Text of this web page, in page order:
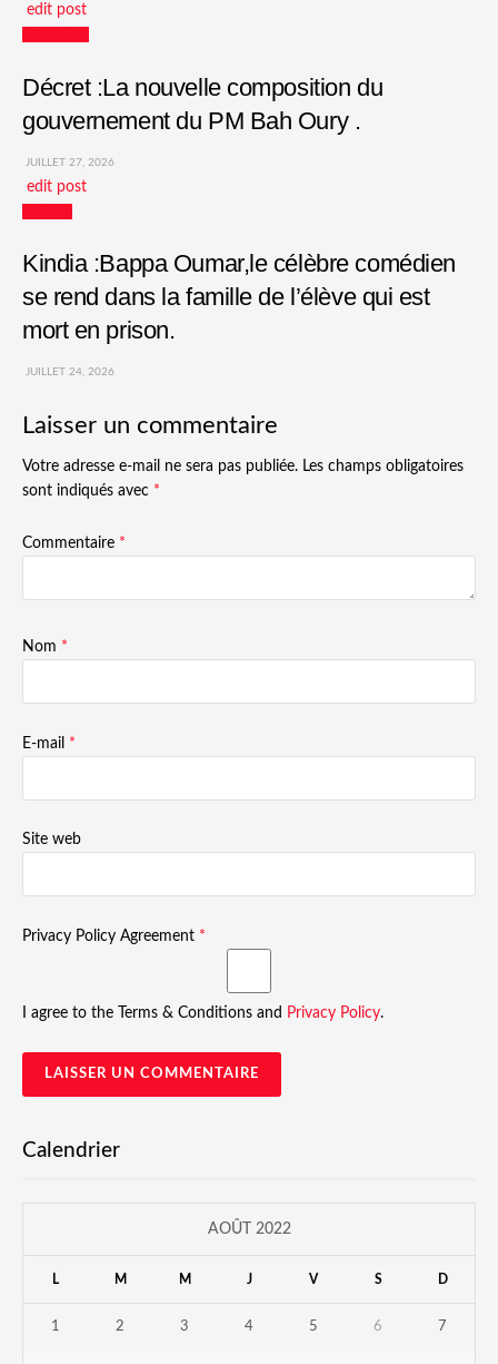
edit post
Décret :La nouvelle composition du
gouvernement du PM Bah Oury .
JUILLET 27, 2026
edit post
Kindia :Bappa Oumar,le célèbre comédien
se rend dans la famille de l’élève qui est
mort en prison.
JUILLET 24, 2026
Laisser un commentaire
Votre adresse e-mail ne sera pas publiée. Les champs obligatoires
sont indiqués avec *
Commentaire *
Nom *
E-mail *
Site web
Privacy Policy Agreement *
I agree to the Terms & Conditions and Privacy Policy.
Calendrier
AOÛT 2022
L M M J V S D
1 2 3 4 5 6 7